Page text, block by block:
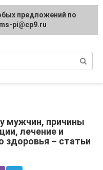
и
мужчин, причины
лечение и
здоровья – статьи
предложений по
pi@cp9.ru